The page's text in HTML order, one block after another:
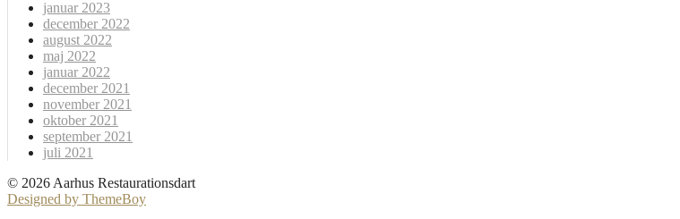
januar 2023
december 2022
august 2022
maj 2022
januar 2022
december 2021
november 2021
oktober 2021
september 2021
juli 2021
© 2026 Aarhus Restaurationsdart
Designed by ThemeBoy